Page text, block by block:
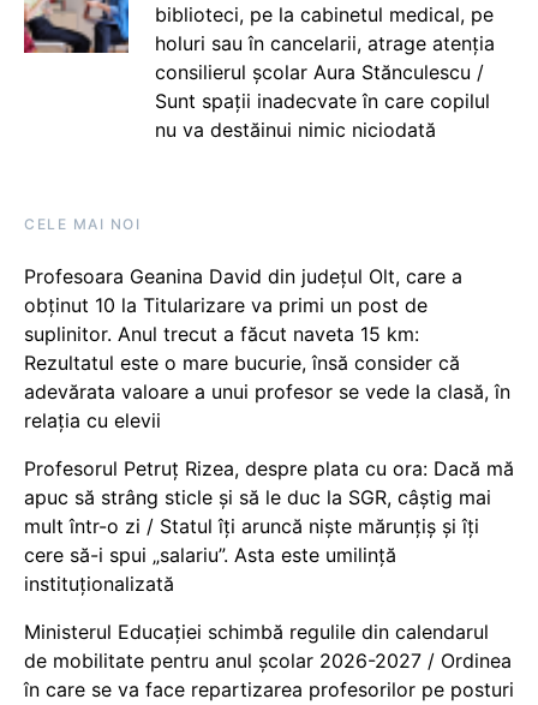
biblioteci, pe la cabinetul medical, pe
holuri sau în cancelarii, atrage atenția
consilierul școlar Aura Stănculescu /
Sunt spații inadecvate în care copilul
nu va destăinui nimic niciodată
CELE MAI NOI
Profesoara Geanina David din județul Olt, care a
obținut 10 la Titularizare va primi un post de
suplinitor. Anul trecut a făcut naveta 15 km:
Rezultatul este o mare bucurie, însă consider că
adevărata valoare a unui profesor se vede la clasă, în
relația cu elevii
Profesorul Petruț Rizea, despre plata cu ora: Dacă mă
apuc să strâng sticle și să le duc la SGR, câștig mai
mult într-o zi / Statul îți aruncă niște mărunțiș și îți
cere să-i spui „salariu”. Asta este umilință
instituționalizată
Ministerul Educației schimbă regulile din calendarul
de mobilitate pentru anul școlar 2026-2027 / Ordinea
în care se va face repartizarea profesorilor pe posturi